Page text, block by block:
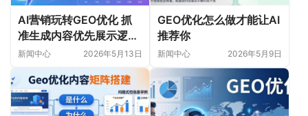
AI营销玩转GEO优化 抓
准生成内容优先展示逻辑
获客
新闻中心 2026年5月13日
GEO优化怎么做才能让AI
推荐你
新闻中心 2026年5月9日